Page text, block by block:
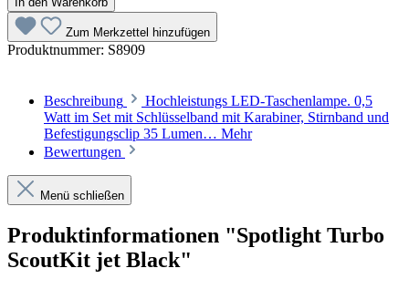
Zum Merkzettel hinzufügen
Produktnummer: S8909
Beschreibung
Hochleistungs LED-Taschenlampe. 0,5
Watt im Set mit Schlüsselband mit Karabiner, Stirnband und
Befestigungsclip 35 Lumen… Mehr
Bewertungen
Menü schließen
Produktinformationen "Spotlight Turbo
ScoutKit jet Black"